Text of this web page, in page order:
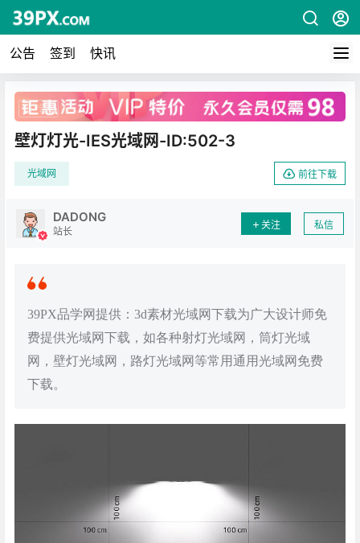
公告 签到 快讯
广告
壁灯灯光-IES光域网-ID:502-3
光域网 前往下载
DADONG
站长
关注 私信
39PX品学网提供：3d素材光域网下载为广大设计师免
费提供光域网下载，如各种射灯光域网，筒灯光域
网，壁灯光域网，路灯光域网等常用通用光域网免费
下载。